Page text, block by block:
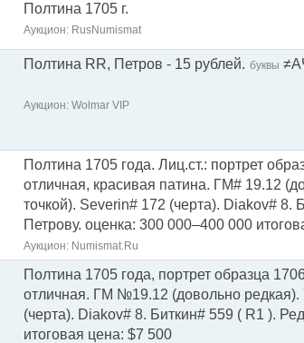
Полтина 1705 г.
Аукцион: RusNumismat
Полтина RR, Петров - 15 рублей. буквы
Аукцион: Wolmar VIP
Полтина 1705 года. Лиц.ст.: портрет
отличная, красивая патина. ГМ# 19.12
точкой). Severin# 172 (черта). Diakov# 8.
Петрову. оценка: 300 000–400 000
Аукцион: Numismat.Ru
Полтина 1705 года, портрет образца
отличная. ГМ №19.12 (довольно редкая).
(черта). Diakov# 8. Биткин# 559 ( R1 ).
итоговая цена: $7 500